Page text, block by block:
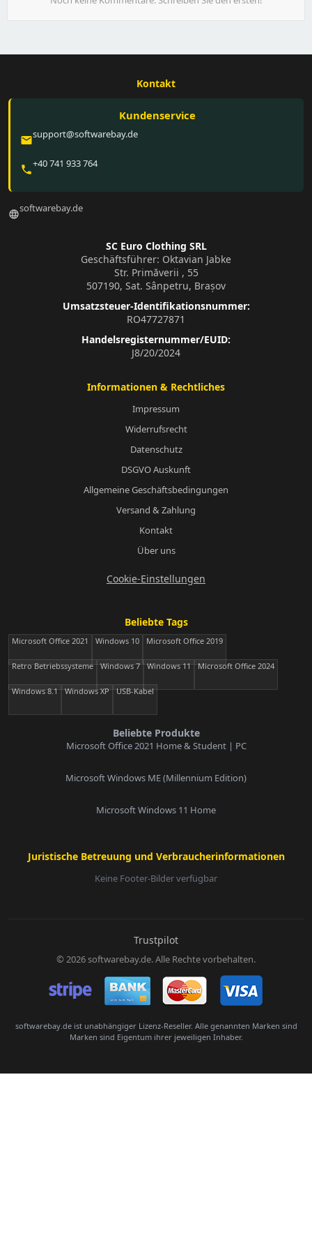
Kontakt
Kundenservice
emailsupport@softwarebay.de
phone+40 741 933 764
languagesoftwarebay.de
SC Euro Clothing SRL
Geschäftsführer: Oktavian Jabke
Str. Primăverii , 55
507190, Sat. Sânpetru, Brașov
Umsatzsteuer-Identifikationsnummer:
RO47727871
Handelsregisternummer/EUID:
J8/20/2024
Informationen & Rechtliches
Impressum
Widerrufsrecht
Datenschutz
DSGVO Auskunft
Allgemeine Geschäftsbedingungen
Versand & Zahlung
Kontakt
Über uns
Cookie-Einstellungen
Beliebte Tags
Microsoft Office 2021 Windows 10 Microsoft Office 2019
Retro Betriebssysteme Windows 7 Windows 11 Microsoft Office 2024
Windows 8.1 Windows XP USB-Kabel
Beliebte Produkte
Microsoft Office 2021 Home & Student | PC
Microsoft Windows ME (Millennium Edition)
Microsoft Windows 11 Home
Juristische Betreuung und Verbraucherinformationen
Keine Footer-Bilder verfügbar
Trustpilot
© 2026 softwarebay.de. Alle Rechte vorbehalten.
softwarebay.de ist unabhängiger Lizenz-Reseller. Alle genannten Marken sind
Marken sind Eigentum ihrer jeweiligen Inhaber.